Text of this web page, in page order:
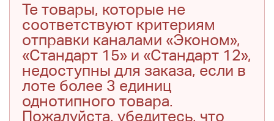
Те товары, которые не
соответствуют критериям
отправки каналами «Эконом»,
«Стандарт 15» и «Стандарт 12»,
недоступны для заказа, если в
лоте более 3 единиц
однотипного товара.
Пожалуйста, убедитесь, что